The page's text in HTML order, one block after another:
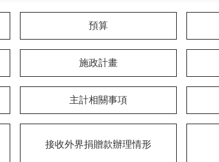
預算
施政計畫
主計相關事項
接收外界捐贈款辦理情形